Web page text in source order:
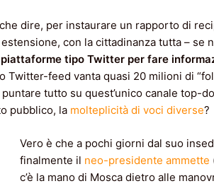
dire, per instaurare un rapporto di
con la cittadinanza tutta – se
tipo Twitter per fare
Twitter-feed vanta quasi 20 milioni di
tutto su quest’unico canale top-
pubblico, la molteplicità di voci diverse?
Vero è che a pochi giorni dal suo
finalmente il neo-presidente ammette
c’è la mano di Mosca dietro alle